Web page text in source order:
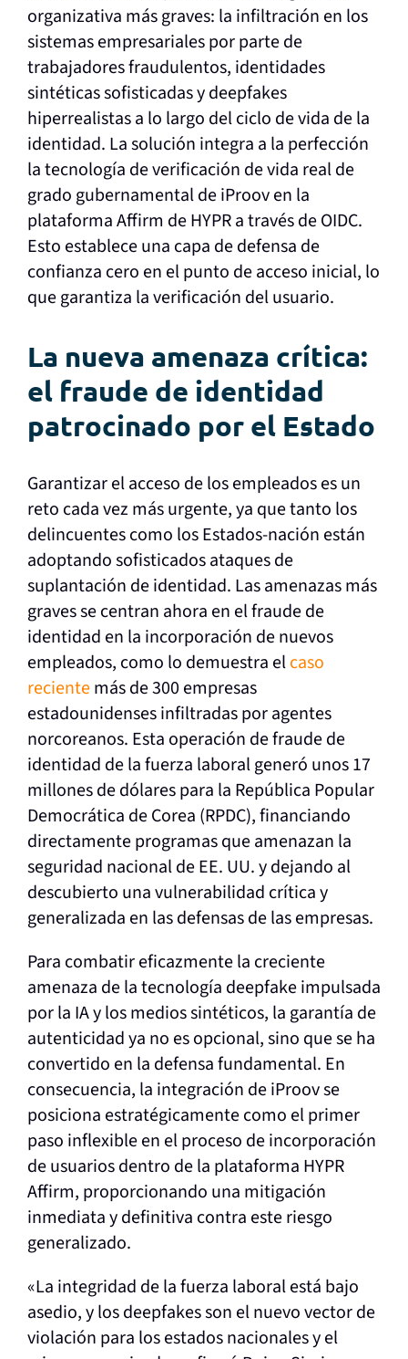
organizativa más graves: la infiltración en los
sistemas empresariales por parte de
trabajadores fraudulentos, identidades
sintéticas sofisticadas y deepfakes
hiperrealistas a lo largo del ciclo de vida de la
identidad. La solución integra a la perfección
la tecnología de verificación de vida real de
grado gubernamental de iProov en la
plataforma Affirm de HYPR a través de OIDC.
Esto establece una capa de defensa de
confianza cero en el punto de acceso inicial, lo
que garantiza la verificación del usuario.
La nueva amenaza crítica:
el fraude de identidad
patrocinado por el Estado
Garantizar el acceso de los empleados es un
reto cada vez más urgente, ya que tanto los
delincuentes como los Estados-nación están
adoptando sofisticados ataques de
suplantación de identidad. Las amenazas más
graves se centran ahora en el fraude de
identidad en la incorporación de nuevos
empleados, como lo demuestra elcaso
recientemás de 300 empresas
estadounidenses infiltradas por agentes
norcoreanos. Esta operación de fraude de
identidad de la fuerza laboral generó unos 17
millones de dólares para la República Popular
Democrática de Corea (RPDC), financiando
directamente programas que amenazan la
seguridad nacional de EE. UU. y dejando al
descubierto una vulnerabilidad crítica y
generalizada en las defensas de las empresas.
Para combatir eficazmente la creciente
amenaza de la tecnología deepfake impulsada
por la IA y los medios sintéticos, la garantía de
autenticidad ya no es opcional, sino que se ha
convertido en la defensa fundamental. En
consecuencia, la integración de iProov se
posiciona estratégicamente como el primer
paso inflexible en el proceso de incorporación
de usuarios dentro de la plataforma HYPR
Affirm, proporcionando una mitigación
inmediata y definitiva contra este riesgo
generalizado.
«La integridad de la fuerza laboral está bajo
asedio, y los deepfakes son el nuevo vector de
violación para los estados nacionales y el